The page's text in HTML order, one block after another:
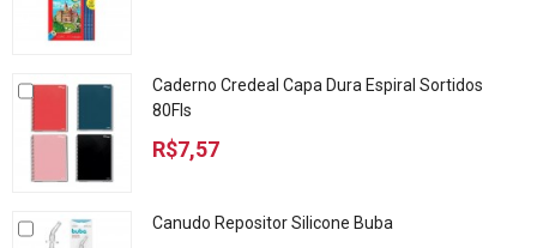
Caderno Credeal Capa Dura Espiral Sortidos
80Fls
R$7,57
Canudo Repositor Silicone Buba